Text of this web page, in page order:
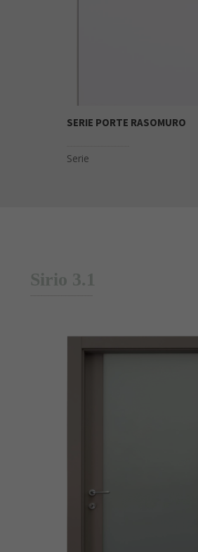
SERIE PORTE RASOMURO
Sirio 3.1